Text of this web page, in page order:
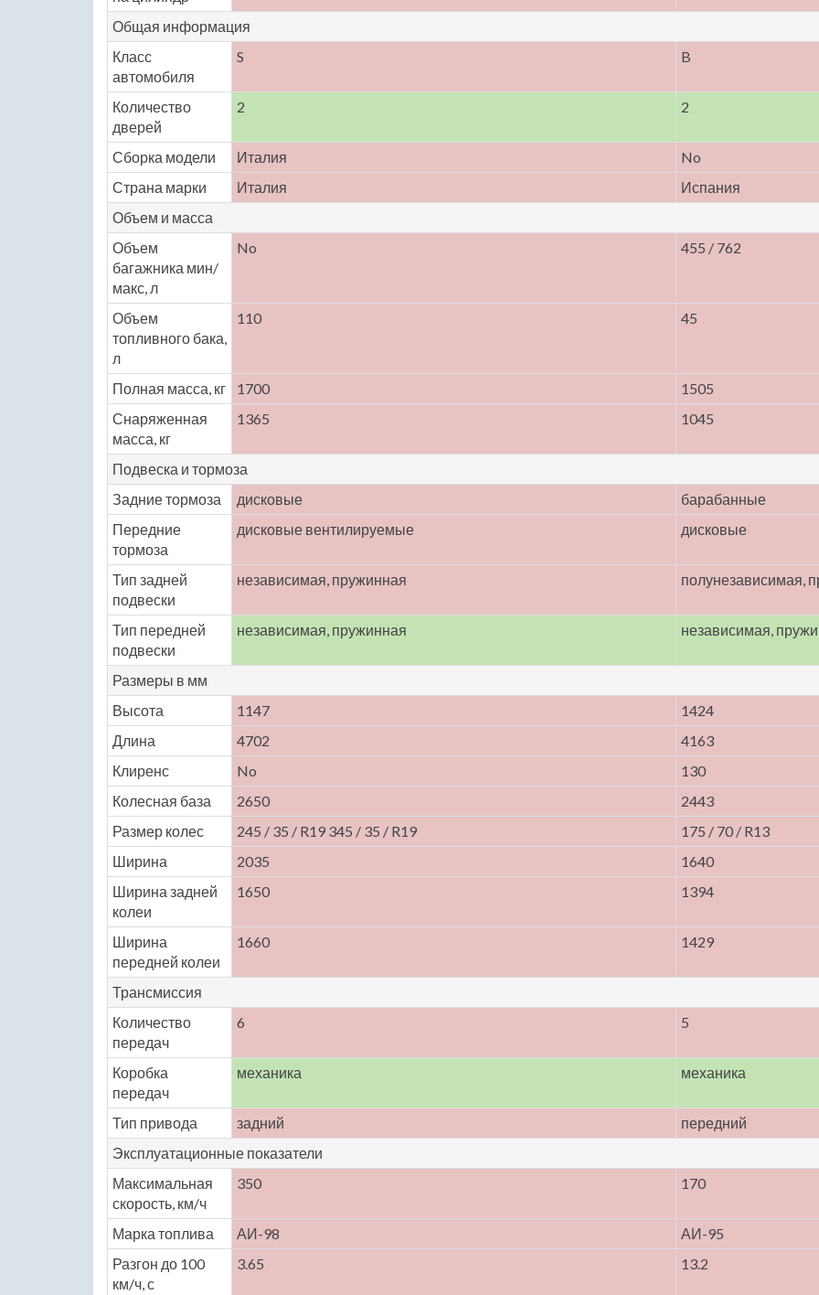
Общая информация
Класс
автомобиля
S B
Количество
дверей
2 2
Сборка модели Италия
No
Страна марки
Италия
Испания
Объем и масса
Объем
багажника мин/
макс, л
No 455 / 762
Объем
топливного бака,
л
110 45
Полная масса, кг 1700
1505
Снаряженная
масса, кг
1365 1045
Подвеска и тормоза
Задние тормоза
дисковые
барабанные
Передние
тормоза
дисковые вентилируемые дисковые
Тип задней
подвески
независимая, пружинная полунезависимая,
Тип передней
подвески
независимая, пружинная независимая,
Размеры в мм
Высота
1147
1424
Длина
4702
4163
Клиренс
No
130
Колесная база
2650
2443
Размер колес
245 / 35 / R19 345 / 35 / R19
175 / 70 / R13
Ширина
2035
1640
Ширина задней
колеи
1650 1394
Ширина
передней колеи
1660 1429
Трансмиссия
Количество
передач
6 5
Коробка
передач
механика механика
Тип привода задний
передний
Эксплуатационные показатели
Максимальная
скорость, км/ч
350 170
Марка топлива АИ-98
АИ-95
Разгон до 100
км/ч, с
3.65 13.2